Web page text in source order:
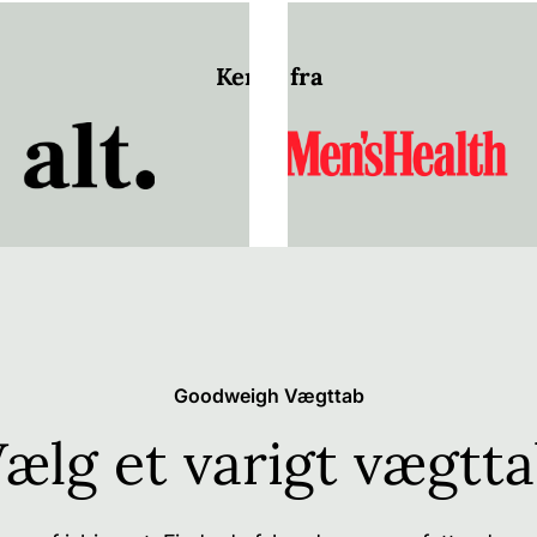
Kendt fra
Goodweigh Vægttab
et varigt